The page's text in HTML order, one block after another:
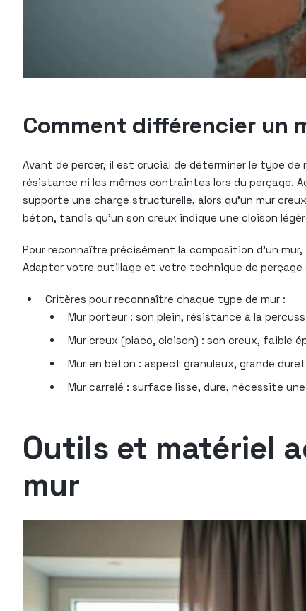
Comment différencier un
Avant de percer, il est crucial de déterminer le type de
résistance ni les mêmes contraintes lors du perçage.
supporte une charge structurelle, alors qu’un mur
béton, tandis qu’un son creux indique une cloison
Pour reconnaître précisément la composition d’un
Adapter votre outillage et votre technique de
Critères pour reconnaître chaque type de mur :
Mur porteur : son plein, résistance à la
Mur creux (placo, cloison) : son creux, faible
Mur en béton : aspect granuleux, grande
Mur carrelé : surface lisse, dure, nécessite
Outils et matériel
mur